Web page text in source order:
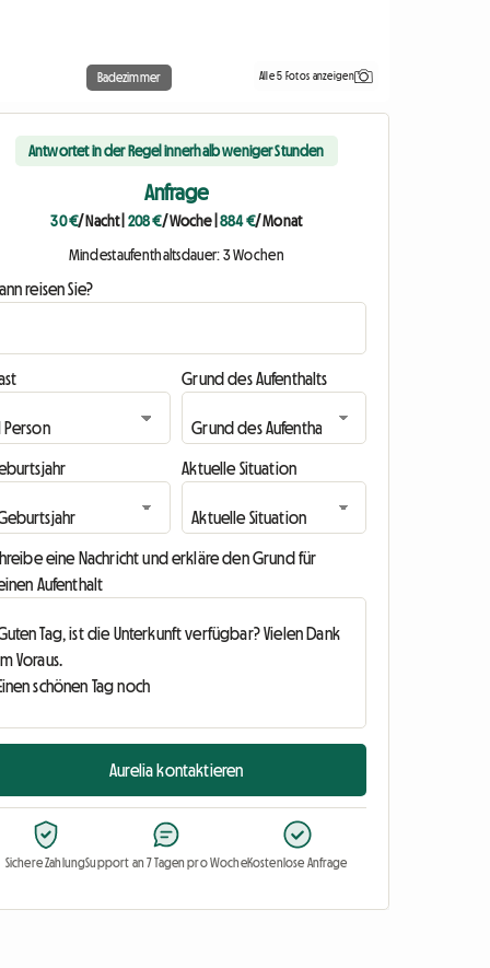
Badezimmer Alle 5 Fotos anzeigen
Antwortet in der Regel innerhalb weniger Stunden
Anfrage
30 €/ Nacht| 208 €/ Woche|884 €/ Monat
Mindestaufenthaltsdauer: 3 Wochen
reisen Sie?
Grund des Aufenthalts
Aktuelle Situation
eine Nachricht und erkläre den Grund für
Aufenthalt
Aurelia kontaktieren
Sichere ZahlungSupport an 7 Tagen pro WocheKostenlose Anfrage